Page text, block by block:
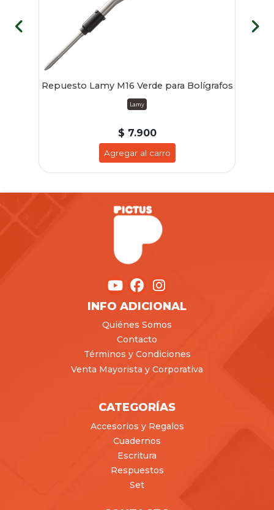
Repuesto Lamy M16 Verde para Bolígrafos
Lamy
$ 7.900
Agregar al carro
INFO ADICIONAL
Quiénes Somos
Contacto
Términos y Condiciones
Venta Mayorista y Corporativa
CATEGORÍAS
Accesorios y Regalos
Cuadernos
Escritura
Respuestos
Set